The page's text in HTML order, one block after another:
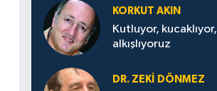
KORKUT AKIN
Kutluyor, kucaklıyor,
alkışlıyoruz
DR. ZEKI DÖNMEZ